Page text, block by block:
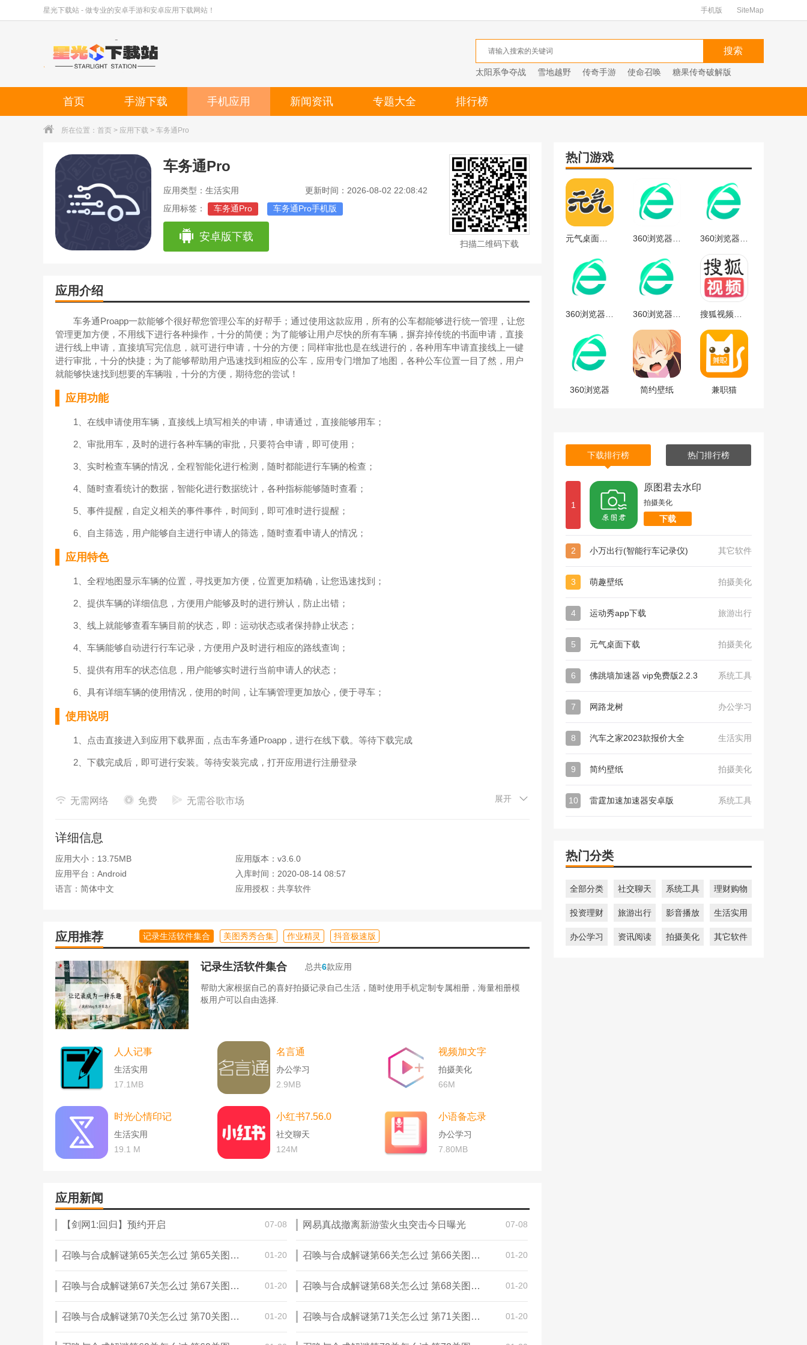
星光下载站 - 做专业的安卓手游和安卓应用下载网站！ 手机版 SiteMap
太阳系争夺战 雪地越野 传奇手游 使命召唤 糖果传奇破解版
首页 手游下载 手机应用 新闻资讯 专题大全 排行榜
所在位置： 首页 > 应用下载 > 车务通Pro
车务通Pro
应用类型：生活实用
更新时间：2026-08-02 22:08:42
应用标签：
车务通Pro 车务通Pro手机版
安卓版下载
扫描二维码下载
应用介绍
车务通Proapp一款能够个很好帮您管理公车的好帮手；通过使用这款应用，所有的公车都能够进行统一管理，让您
管理更加方便，不用线下进行各种操作，十分的简便；为了能够让用户尽快的所有车辆，摒弃掉传统的书面申请，直接
进行线上申请，直接填写完信息，就可进行申请，十分的方便；同样审批也是在线进行的，各种用车申请直接线上一键
进行审批，十分的快捷；为了能够帮助用户迅速找到相应的公车，应用专门增加了地图，各种公车位置一目了然，用户
就能够快速找到想要的车辆啦，十分的方便，期待您的尝试！
应用功能
1、在线申请使用车辆，直接线上填写相关的申请，申请通过，直接能够用车；
2、审批用车，及时的进行各种车辆的审批，只要符合申请，即可使用；
3、实时检查车辆的情况，全程智能化进行检测，随时都能进行车辆的检查；
4、随时查看统计的数据，智能化进行数据统计，各种指标能够随时查看；
5、事件提醒，自定义相关的事件事件，时间到，即可准时进行提醒；
6、自主筛选，用户能够自主进行申请人的筛选，随时查看申请人的情况；
应用特色
1、全程地图显示车辆的位置，寻找更加方便，位置更加精确，让您迅速找到；
2、提供车辆的详细信息，方便用户能够及时的进行辨认，防止出错；
3、线上就能够查看车辆目前的状态，即：运动状态或者保持静止状态；
4、车辆能够自动进行行车记录，方便用户及时进行相应的路线查询；
5、提供有用车的状态信息，用户能够实时进行当前申请人的状态；
6、具有详细车辆的使用情况，使用的时间，让车辆管理更加放心，便于寻车；
使用说明
1、点击直接进入到应用下载界面，点击车务通Proapp，进行在线下载。等待下载完成
2、下载完成后，即可进行安装。等待安装完成，打开应用进行注册登录
4、点击信息，即可进入到消息界面，查看各种应用信息，及时进行回访
更新日志
1.开始用车、结束用车等重要操作需要2次确认
无需网络 免费 无需谷歌市场 展开
详细信息
应用大小：13.75MB
应用版本：v3.6.0
应用平台：Android
入库时间：2020-08-14 08:57
语言：简体中文
应用授权：共享软件
应用推荐 记录生活软件集合 美图秀秀合集 作业精灵 抖音极速版
记录生活软件集合 总共6款应用
帮助大家根据自己的喜好拍摄记录自己生活，随时使用手机定制专属相册，海量相册模
板用户可以自由选择.
人人记事
生活实用
17.1MB
名言通
办公学习
2.9MB
视频加文字
拍摄美化
66M
时光心情印记
生活实用
19.1 M
小红书7.56.0
社交聊天
124M
小语备忘录
办公学习
7.80MB
应用新闻
【剑网1:回归】预约开启 07-08 网易真战撤离新游萤火虫突击今日曝光 07-08
召唤与合成解谜第65关怎么过 第65关图文通关攻略 01-20 召唤与合成解谜第66关怎么过 第66关图文通关攻略 01-20
召唤与合成解谜第67关怎么过 第67关图文通关攻略 01-20 召唤与合成解谜第68关怎么过 第68关图文通关攻略 01-20
召唤与合成解谜第70关怎么过 第70关图文通关攻略 01-20 召唤与合成解谜第71关怎么过 第71关图文通关攻略 01-20
热门游戏
360浏览器 简约壁纸 兼职猫
下载排行榜 热门排行榜
1
原图君去水印
拍摄美化
下载
2 小万出行(智能行车记录仪) 其它软件
3 萌趣壁纸 拍摄美化
4 运动秀app下载 旅游出行
5 元气桌面下载 拍摄美化
6 佛跳墙加速器 vip免费版2.2.3 系统工具
7 网路龙树 办公学习
8 汽车之家2023款报价大全 生活实用
9 简约壁纸 拍摄美化
10 雷霆加速加速器安卓版 系统工具
热门分类
全部分类 社交聊天 系统工具 理财购物
投资理财 旅游出行 影音播放 生活实用
办公学习 资讯阅读 拍摄美化 其它软件